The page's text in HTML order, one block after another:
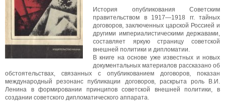
История опубликования Советским
правительством в 1917—1918 гг. тайных
договоров, заключенных царской Россией и
другими империалистическими державами,
составляет яркую страницу советской
внешней политики и дипломатии.
В книге на основе уже известных и новых
документальных материалов рассказано об
обстоятельствах, связанных с опубликованием договоров, показан
международный резонанс публикации договоров, раскрыта роль В.И.
Ленина в формировании принципов советской внешней политики, в
создании советского дипломатического аппарата.